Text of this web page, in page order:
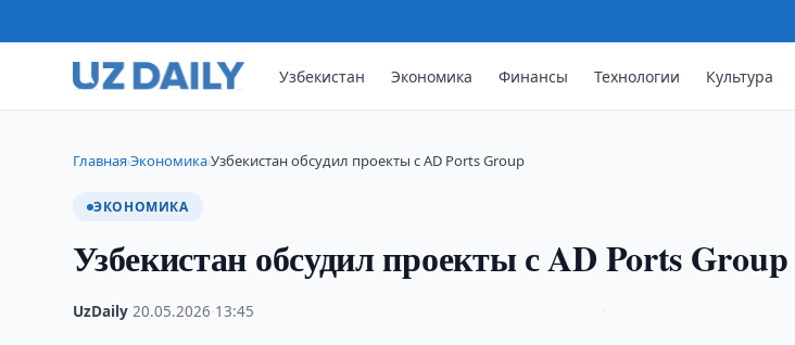
Узбекистан Экономика Финансы Технологии Культура
Главная›Экономика›Узбекистан обсудил проекты с AD Ports Group
ЭКОНОМИКА
Узбекистан обсудил проекты с AD Ports Group
UzDaily ·20.05.2026 13:45